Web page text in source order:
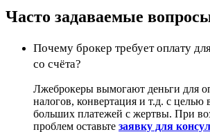
Часто задаваемые
Почему брокер требует оплату
со счёта?
Лжеброкеры вымогают деньги для
налогов, конвертация и т.д. с целью
больших платежей с жертвы. При
проблем оставьте заявку для